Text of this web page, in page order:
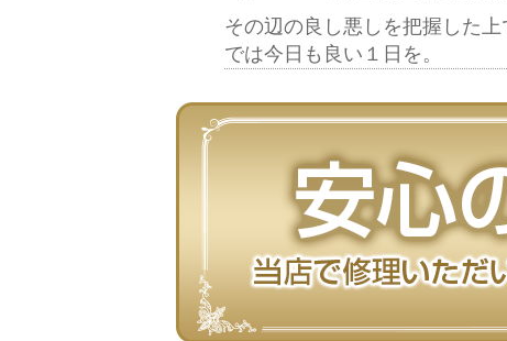
その辺の良し悪しを把握した上
では今日も良い１日を。